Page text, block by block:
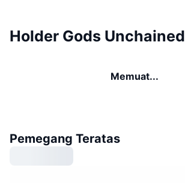
Holder Gods Unchained
Memuat...
Pemegang Teratas